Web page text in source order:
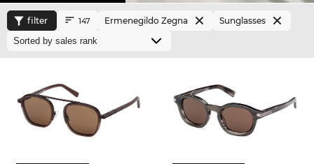
filter 147 Ermenegildo Zegna Sunglasses